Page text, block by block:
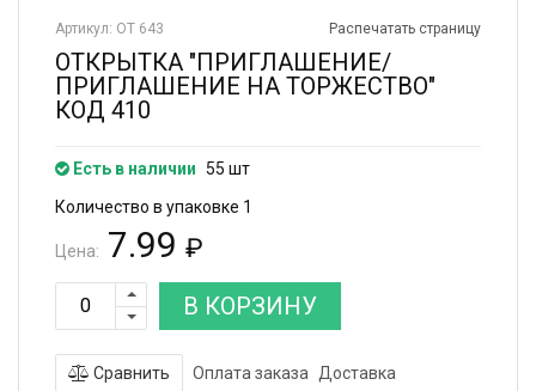
Распечатать страницу
Артикул: ОТ 643
ОТКРЫТКА "ПРИГЛАШЕНИЕ/
ПРИГЛАШЕНИЕ НА ТОРЖЕСТВО"
КОД 410
Есть в наличии
55 шт
Количество в упаковке 1
Цена: 7.99 ₽
В КОРЗИНУ
Сравнить Оплата заказа Доставка